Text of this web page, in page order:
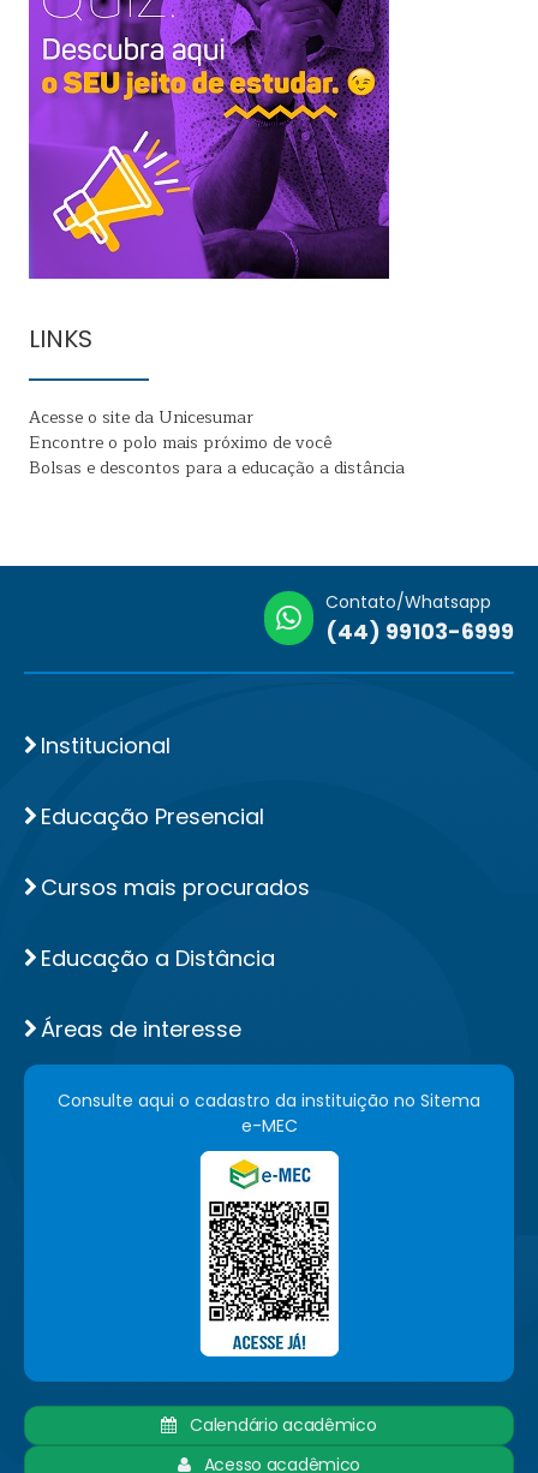
LINKS
Acesse o site da Unicesumar
Encontre o polo mais próximo de você
Bolsas e descontos para a educação a distância
Contato/Whatsapp
(44) 99103-6999
Institucional
Educação Presencial
Cursos mais procurados
Educação a Distância
Áreas de interesse
Consulte aqui o cadastro da instituição no Sitema
e-MEC
Calendário acadêmico
Acesso acadêmico